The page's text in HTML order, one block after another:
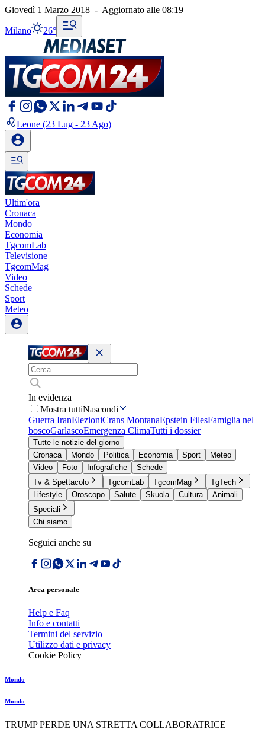
Giovedì 1 Marzo 2018 - Aggiornato alle 08:19
Milano 26°
Leone (23 Lug - 23 Ago)
Ultim'ora
Cronaca
Mondo
Economia
TgcomLab
Televisione
TgcomMag
Video
Schede
Sport
Meteo
In evidenza
Mostra tuttiNascondi
Guerra IranElezioniCrans MontanaEpstein FilesFamiglia nel
boscoGarlascoEmergenza ClimaTutti i dossier
Tutte le notizie del giorno
Cronaca
Mondo Politica Economia Sport
Meteo
Video
Foto Infografiche
Schede
Tv & Spettacolo
TgcomLab TgcomMag
TgTech
Lifestyle
Oroscopo Salute Skuola Cultura
Animali
Speciali
Chi siamo
Seguici anche su
Area personale
Help e Faq
Info e contatti
Termini del servizio
Utilizzo dati e privacy
Cookie Policy
Mondo
Mondo
TRUMP PERDE UNA STRETTA COLLABORATRICE